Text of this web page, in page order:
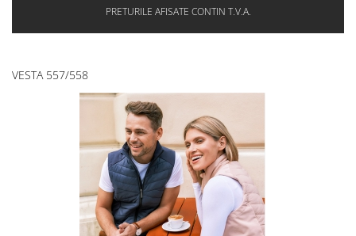
PRETURILE AFISATE CONTIN T.V.A.
VESTA 557/558